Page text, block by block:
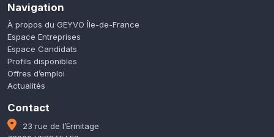
Navigation
À propos du GEYVO Île-de-France
Espace Entreprises
Espace Candidats
Profils disponibles
Offres d’emploi
Actualités
Contact
23 rue de l’Ermitage